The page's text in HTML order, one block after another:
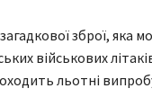
зброї, яка
військових
льотні